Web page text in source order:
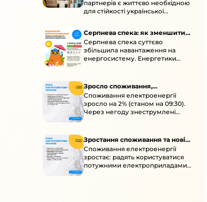
енергосистеми
партнерів є життєво необхідною
для стійкості української
наступної зими.
Серпнева спека: як зменшити
навантаження
Серпнева спека суттєво
збільшила навантаження на
енергосистему. Енергетики
ощадливо споживати.
Зросло споживання,
знеструмлення через негоду й
атаки
Споживання електроенергії
зросло на 2% (станом на 09:30).
Через негоду знеструмлені
понад 70 населених пунктів.
електроприлади вдень.
Зростання споживання та нові
знеструмлення
Споживання електроенергії
зростає: радять користуватися
потужними електроприладами з
10:00 до 16:00 та ощадливо з 17:00